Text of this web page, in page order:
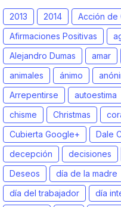
2013 2014 Acción de
Afirmaciones Positivas
Alejandro Dumas
amar
animales
ánimo
Arrepentirse
autoestima
chisme
Christmas
Cubierta Google+
Dale
decepción
decisiones
Deseos
día de la madre
día del trabajador
día